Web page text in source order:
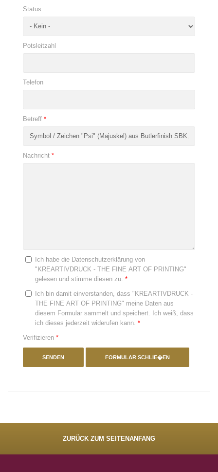
Status
Potsleitzahl
Telefon
Betreff *
Nachricht *
Ich habe die Datenschutzerklärung von
"KREARTIVDRUCK - THE FINE ART OF PRINTING"
gelesen und stimme diesen zu. *
Ich bin damit einverstanden, dass "KREARTIVDRUCK -
THE FINE ART OF PRINTING" meine Daten aus
diesem Formular sammelt und speichert. Ich weiß, dass
ich dieses jederzeit widerufen kann. *
Verifizieren *
SENDEN FORMULAR SCHLIE�EN
ZURÜCK ZUM SEITENANFANG